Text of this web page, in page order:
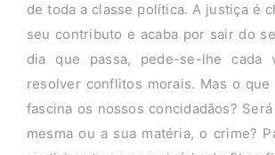
de toda a classe política. A justiça é
seu contributo e acaba por sair do
dia que passa, pede-se-lhe cada
resolver conflitos morais. Mas o
fascina os nossos concidadãos?
mesma ou a sua matéria, o crime?